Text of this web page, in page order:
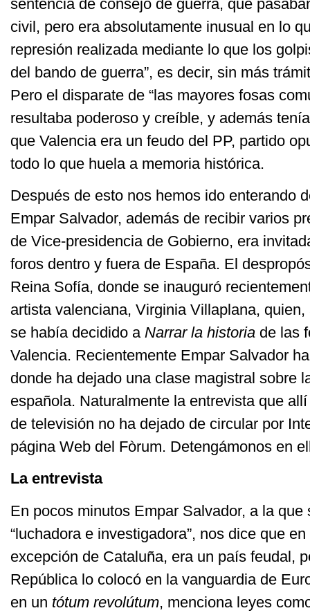
sentencia de consejo de guerra, que
civil, pero era absolutamente inusual en lo
represión realizada mediante lo que los
del bando de guerra”, es decir, sin más
Pero el disparate de “las mayores fosas
resultaba poderoso y creíble, y además
que Valencia era un feudo del PP, partido
todo lo que huela a memoria histórica.
Después de esto nos hemos ido enterando
Empar Salvador, además de recibir varios
de Vice-presidencia de Gobierno, era
foros dentro y fuera de España. El
Reina Sofía, donde se inauguró
artista valenciana, Virginia Villaplana,
se había decidido a Narrar la historia de las
Valencia. Recientemente Empar Salvador
donde ha dejado una clase magistral sobre
española. Naturalmente la entrevista que
de televisión no ha dejado de circular por
página Web del Fòrum. Detengámonos en
La entrevista
En pocos minutos Empar Salvador, a la que
“luchadora e investigadora”, nos dice que
excepción de Cataluña, era un país feudal,
República lo colocó en la vanguardia de
en un tótum revolútum, menciona leyes